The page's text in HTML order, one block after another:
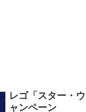
レゴ「スター・
ャンペーン